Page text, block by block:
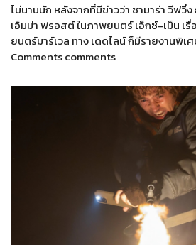
ไม่นานนัก หลังจากที่มีข่าวว่า ซามาร่า วีฟวิ่
เอ็มม่า ฟรอสต์ ในภาพยนตร์ เอ็กซ์-เม็น เ
ยนตร์มาร์เวล ทาง เดดไลน์ ก็มีรายงานพิ
Comments comments